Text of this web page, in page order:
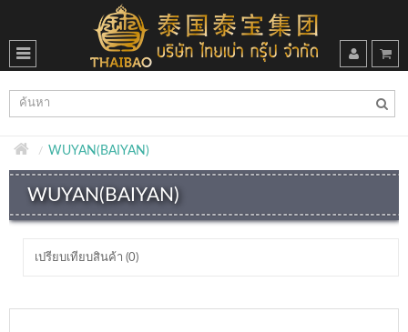
WUYAN(BAIYAN)
WUYAN(BAIYAN)
เปรียบเทียบสินค้า (0)